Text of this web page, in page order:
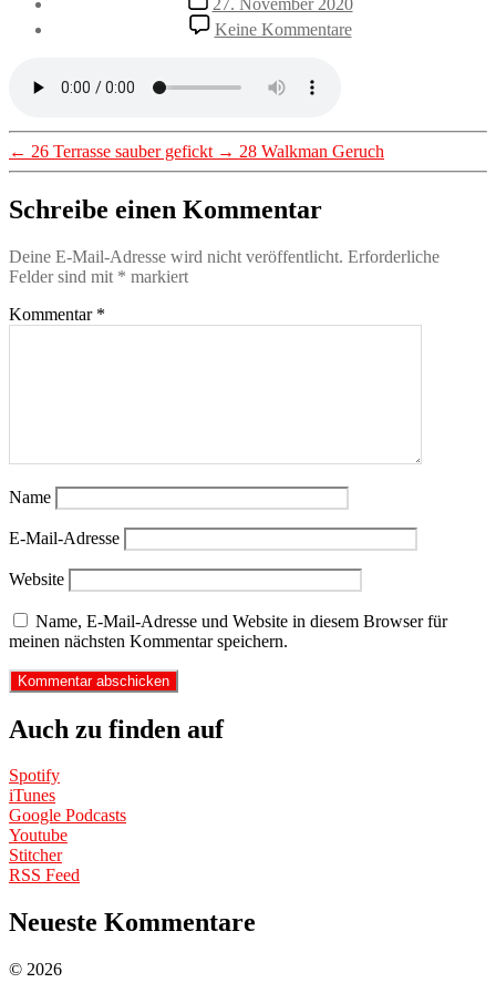
Keine Kommentarezu
27
deutschen
Arzt
← 26 Terrasse sauber gefickt → 28 Walkman Geruch
Schreibe einen Kommentar
Deine E-Mail-Adresse wird nicht veröffentlicht. Erforderliche
Felder sind mit * markiert
Kommentar *
Name
E-Mail-Adresse
Website
Name, E-Mail-Adresse und Website in diesem Browser für
meinen nächsten Kommentar speichern.
Auch zu finden auf
Spotify
iTunes
Google Podcasts
Youtube
Stitcher
RSS Feed
Neueste Kommentare
© 2026